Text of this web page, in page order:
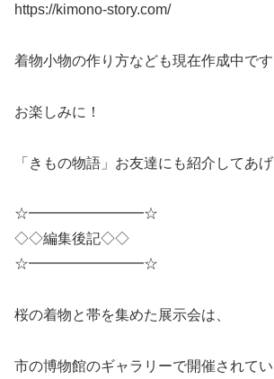
https://kimono-story.com/
着物小物の作り方なども現在作成中です
お楽しみに！
「きもの物語」お友達にも紹介してあげ
☆━━━━━━━━☆
◇◇編集後記◇◇
☆━━━━━━━━☆
桜の着物と帯を集めた展示会は、
市の博物館のギャラリーで開催されてい